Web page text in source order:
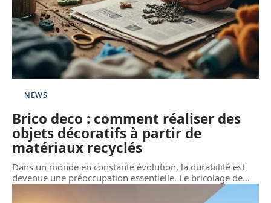
NEWS
Brico deco : comment réaliser des
objets décoratifs à partir de
matériaux recyclés
Dans un monde en constante évolution, la durabilité est
devenue une préoccupation essentielle. Le bricolage de…